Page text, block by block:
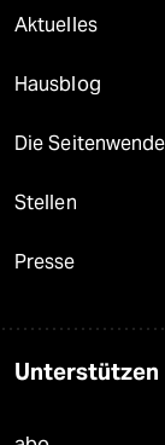
Aktuelles
Hausblog
Die Seitenwende
Stellen
Presse
Unterstützen